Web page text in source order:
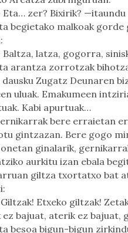
Eta… zer? Bixirik? —itaundu
begietako malkoak
latza, gogorra,
arantza zorrotzak
dausku Zugatz Deunaren
uluak. Emakumeen
Kabi apurtuak…
bere erraietan
gintzazan. Bere gogo
ginalarik,
aurkitu izan ebala
giltza txortatxo bat
Etxeko giltzak!
ez bajuat, aterik ez bajuat,
besoa bigun-bigun